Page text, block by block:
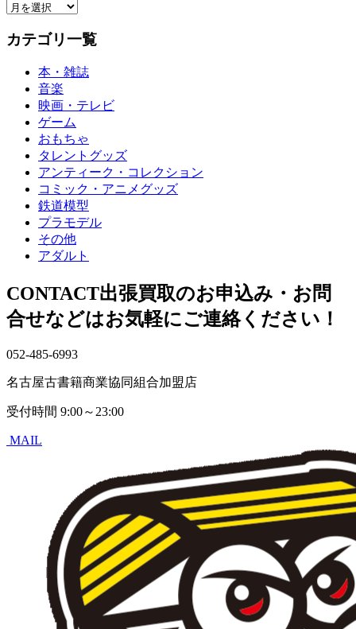
ー
ア
カ
カテゴリ一覧
本・雑誌
音楽
映画・テレビ
ゲーム
おもちゃ
タレントグッズ
アンティーク・コレクション
コミック・アニメグッズ
鉄道模型
プラモデル
その他
アダルト
CONTACT出張買取のお申込み・お問
合せなどはお気軽にご連絡ください！
052-485-6993
名古屋古書籍商業協同組合加盟店
受付時間 9:00～23:00
MAIL